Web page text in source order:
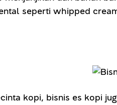
seperti whipped
kopi, bisnis es kopi